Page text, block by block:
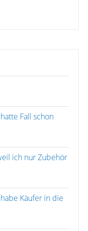
Fall schon
ich nur Zubehör
Käufer in die